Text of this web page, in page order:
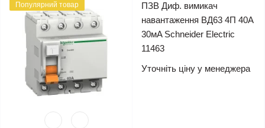
Популярний товар
ПЗВ Диф. вимикач
навантаження ВД63 4П 40A
30мA Schneider Electric
11463
Уточніть ціну у менеджера